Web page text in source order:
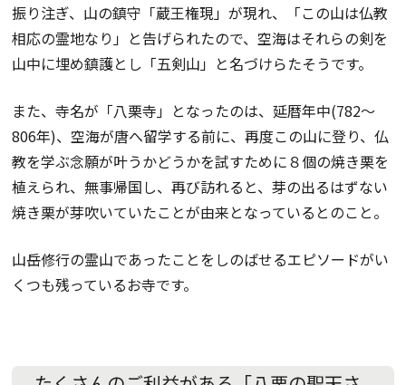
振り注ぎ、山の鎮守「蔵王権現」が現れ、「この山は仏教
相応の霊地なり」と告げられたので、空海はそれらの剣を
山中に埋め鎮護とし「五剣山」と名づけらたそうです。
また、寺名が「八栗寺」となったのは、延暦年中(782～
806年)、空海が唐へ留学する前に、再度この山に登り、仏
教を学ぶ念願が叶うかどうかを試すために８個の焼き栗を
植えられ、無事帰国し、再び訪れると、芽の出るはずない
焼き栗が芽吹いていたことが由来となっているとのこと。
山岳修行の霊山であったことをしのばせるエピソードがい
くつも残っているお寺です。